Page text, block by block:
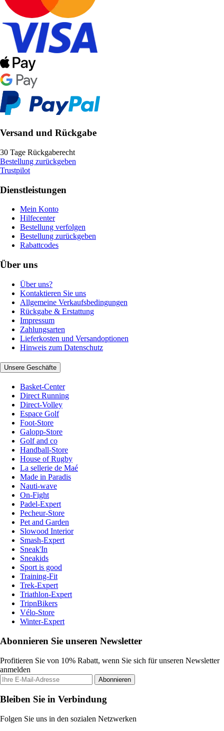
Versand und Rückgabe
30 Tage Rückgaberecht
Bestellung zurückgeben
Trustpilot
Dienstleistungen
Mein Konto
Hilfecenter
Bestellung verfolgen
Bestellung zurückgeben
Rabattcodes
Über uns
Über uns?
Kontaktieren Sie uns
Allgemeine Verkaufsbedingungen
Rückgabe & Erstattung
Impressum
Zahlungsarten
Lieferkosten und Versandoptionen
Hinweis zum Datenschutz
Unsere Geschäfte
Basket-Center
Direct Running
Direct-Volley
Espace Golf
Foot-Store
Galopp-Store
Golf and co
Handball-Store
House of Rugby
La sellerie de Maé
Made in Paradis
Nauti-wave
On-Fight
Padel-Expert
Pecheur-Store
Pet and Garden
Slowood Interior
Smash-Expert
Sneak'In
Sneakids
Sport is good
Training-Fit
Trek-Expert
Triathlon-Expert
TripnBikers
Vélo-Store
Winter-Expert
Abonnieren Sie unseren Newsletter
Profitieren Sie von 10% Rabatt, wenn Sie sich für unseren Newsletter
anmelden
Abonnieren
Bleiben Sie in Verbindung
Folgen Sie uns in den sozialen Netzwerken